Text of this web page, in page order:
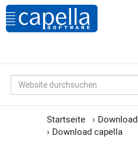
Startseite › Download
› Download capella